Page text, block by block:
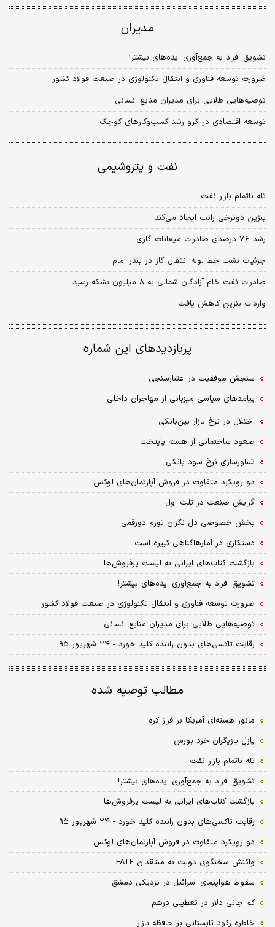
مدیران
تشویق افراد به جمع‌آوری ایده‌های بیشتر!
ضرورت توسعه فناوری و انتقال تکنولوژی در صنعت فولاد کشور
توصیه‌هایی طلایی برای مدیران منابع انسانی
توسعه اقتصادی در گرو رشد کسب‎وکارهای کوچک
نفت و پتروشیمی
تله ناتمام بازار نفت
بنزین دونرخی رانت ایجاد می‌کند
رشد ٧٦ درصدی صادرات میعانات گازی
جزئیات نشت خط لوله انتقال گاز در بندر امام
صادرات نفت خام آزادگان شمالی به ٨ میلیون بشکه رسید
واردات بنزین کاهش یافت
پربازدیدهای این شماره
سنجش موفقیت در اعتبارسنجی
پیامدهای سیاسی میزبانی از مهاجران داخلی
اختلال در نرخ بازار بین‌بانکی
صعود ساختمانی از هسته پایتخت
شناورسازی نرخ سود بانکی
دو رویکرد متفاوت در فروش آپارتمان‌های لوکس
گرایش صنعت در ثلث اول
بخش خصوصی دل نگران تورم دورقمی
دستکاری در آمارهاگناهی کبیره است
بازگشت کتاب‌های ایرانی به لیست پرفروش‌ها
تشویق افراد به جمع‌آوری ایده‌های بیشتر!
ضرورت توسعه فناوری و انتقال تکنولوژی در صنعت فولاد کشور
توصیه‌هایی طلایی برای مدیران منابع انسانی
رقابت تاکسی‌های بدون راننده کلید خورد - ۲۴ شهریور ۹۵
مطالب توصیه شده
مانور هسته‌ای آمریکا بر فراز کره
پازل بازیگران خرد بورس
تله ناتمام بازار نفت
تشویق افراد به جمع‌آوری ایده‌های بیشتر!
بازگشت کتاب‌های ایرانی به لیست پرفروش‌ها
رقابت تاکسی‌های بدون راننده کلید خورد - ۲۴ شهریور ۹۵
دو رویکرد متفاوت در فروش آپارتمان‌های لوکس
واکنش سخنگوی دولت به منتقدان FATF
سقوط هواپیمای اسرائیل در نزدیکی دمشق
کم جانی دلار در تعطیلی درهم
خاطره رکود تابستانی بر حافظه بازار